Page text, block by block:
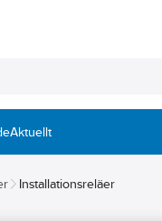
Aktuellt
Installationsreläer